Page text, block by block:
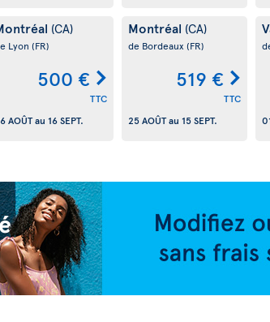
(CA)
Lyon (FR)
500 €
TTC
AOÛTau 16 SEPT.
Montréal (CA)
de Bordeaux (FR)
519 €
TTC
25 AOÛTau 15 SEPT.